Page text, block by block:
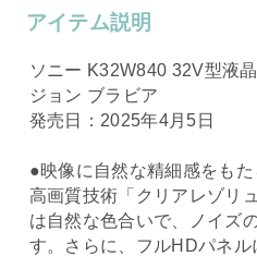
アイテム説明
ソニー K32W840 32V型液
ジョン ブラビア
発売日：2025年4月5日
●映像に自然な精細感をも
高画質技術「クリアレゾリ
は自然な色合いで、ノイズ
す。さらに、フルHDパネ